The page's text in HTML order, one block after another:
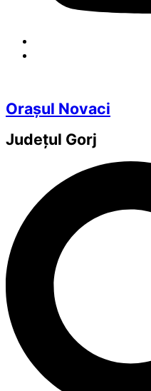
Orașul Novaci
Județul Gorj